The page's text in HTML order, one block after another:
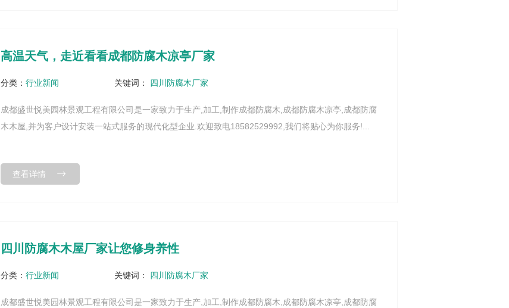
高温天气，走近看看成都防腐木凉亭厂家
分类：行业新闻 关键词： 四川防腐木厂家
成都盛世悦美园林景观工程有限公司是一家致力于生产,加工,制作成都防腐木,成都防腐木凉亭,成都防腐
木木屋,并为客户设计安装一站式服务的现代化型企业.欢迎致电18582529992,我们将贴心为你服务!...
查看详情
四川防腐木木屋厂家让您修身养性
分类：行业新闻 关键词： 四川防腐木厂家
成都盛世悦美园林景观工程有限公司是一家致力于生产,加工,制作成都防腐木,成都防腐木凉亭,成都防腐